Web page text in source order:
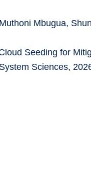
Mbugua,
Seeding for
Sciences,